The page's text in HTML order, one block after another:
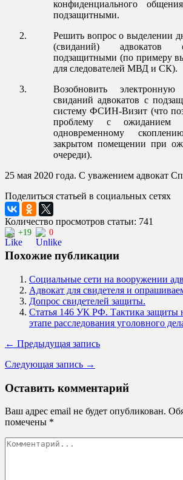
конфиденциального
подзащитными.
Решить вопрос о выделении
(свиданий)
подзащитными (по примеру
для следователей МВД и СК).
Возобновить
свиданий адвокатов с
систему ФСИН-Визит (что
проблему с ожиданием
одновременному
закрытом помещении при
очереди).
25 мая 2020 года. С уважением адвокат
Поделиться статьей в социальных сетях
Количество просмотров статьи: 741
+19 0
Похожие публикации
Социальные сети на вооружении
Адвокат для свидетеля и
Допрос свидетелей защиты.
Статья 146 УК РФ. Тактика защиты
этапе расследования уголовного
← Предыдущая запись
Следующая запись →
Оставить комментарий
Ваш адрес email не будет опубликован.
помечены *